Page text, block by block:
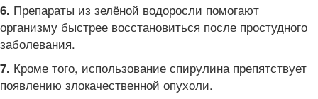
6. Препараты из зелёной водоросли помогают
организму быстрее восстановиться после простудного
заболевания.
7. Кроме того, использование спирулина препятствует
появлению злокачественной опухоли.